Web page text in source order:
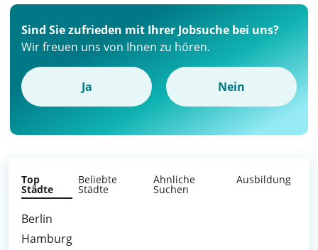
Sind Sie zufrieden mit Ihrer Jobsuche bei uns?
Wir freuen uns von Ihnen zu hören.
Ja Nein
Top
Städte
Beliebte
Städte
Ähnliche
Suchen
Ausbildung
Berlin
Hamburg